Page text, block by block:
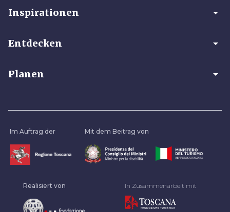
Inspirationen arrow_drop_down
Entdecken arrow_drop_down
Planen arrow_drop_down
Im Auftrag der Mit dem Beitrag von
Realisiert von In Zusammenarbeit mit